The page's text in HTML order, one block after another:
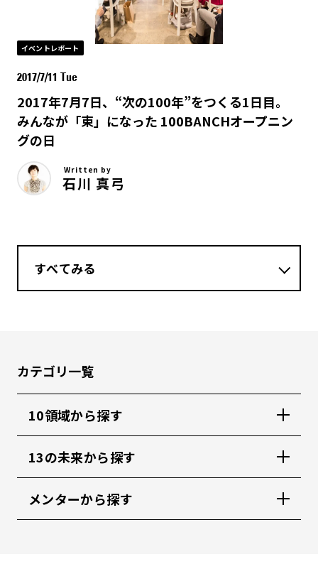
イベントレポート
2017/7/11 Tue
2017年7月7日、“次の100年”をつくる1日目。
みんなが「束」になった 100BANCHオープニン
グの日
Written by
石川 真弓
すべてみる
カテゴリ一覧
10領域から探す
13の未来から探す
メンターから探す